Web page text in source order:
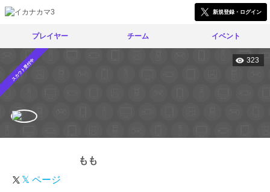
新規登録・ログイン
プレイヤー チーム イベント
スカウト受付中 323
もも
𝕏 ページ